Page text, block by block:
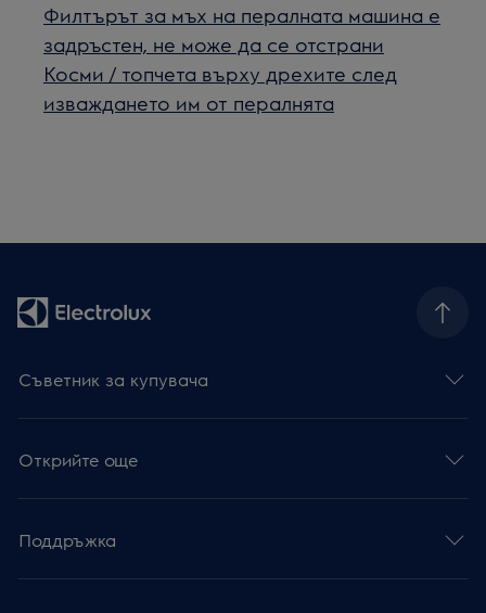
Филтърът за мъх на пералната машина е
задръстен, не може да се отстрани
Косми / топчета върху дрехите след
изваждането им от пералнята
Съветник за купувача
Открийте още
Поддръжка